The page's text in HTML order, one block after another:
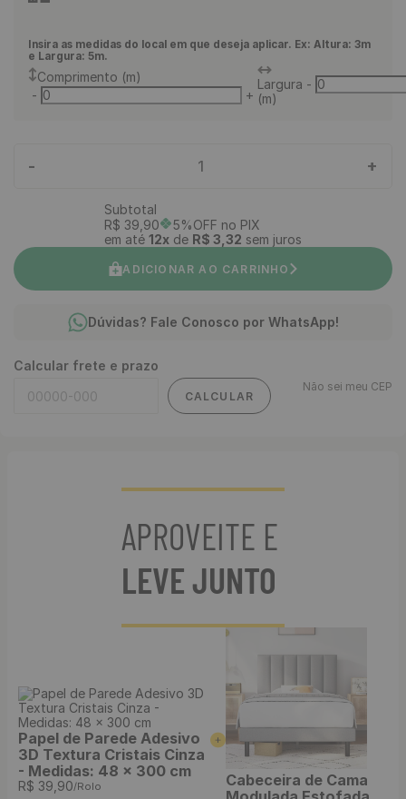
Insira as medidas do local em que deseja aplicar. Ex: Altura: 3m
e Largura: 5m.
Comprimento (m)
-
+
Largura
(m)
-
- 1 +
Subtotal
R$ 39 90
5%OFF no PIX
em até 12x de R$ 3 32 sem juros
ADICIONAR AO CARRINHO
Dúvidas? Fale Conosco por WhatsApp!
Calcular frete e prazo
CALCULAR
Não sei meu CEP
APROVEITE E
LEVE JUNTO
Papel de Parede Adesivo
3D Textura Cristais Cinza
- Medidas: 48 x 300 cm
R$ 39 90/Rolo
Cabeceira de Cama